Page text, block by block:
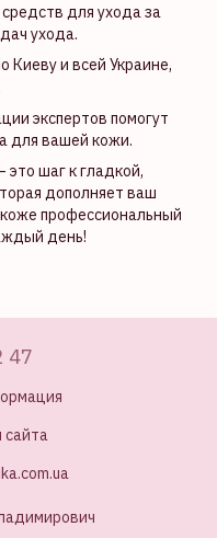
для ухода за
ухода.
Киеву и всей Украине,
экспертов помогут
для вашей кожи.
это шаг к гладкой,
дополняет ваш
профессиональный
день!
47
сайта